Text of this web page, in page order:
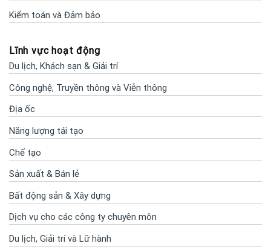
Kiểm toán và Đảm bảo
Lĩnh vực hoạt động
Du lịch, Khách sạn & Giải trí
Công nghệ, Truyền thông và Viễn thông
Địa ốc
Năng lượng tái tạo
Chế tạo
Sản xuất & Bán lẻ
Bất động sản & Xây dựng
Dịch vụ cho các công ty chuyên môn
Du lịch, Giải trí và Lữ hành